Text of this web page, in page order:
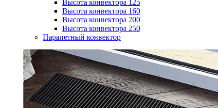
Высота конвектора 125
Высота конвектора 160
Высота конвектора 200
Высота конвектора 250
Парапетный конвектор